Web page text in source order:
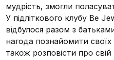
мудрість, змогли
У підліткового клубу Be
відбулося разом з
нагода познайомити своїх
також розповісти про